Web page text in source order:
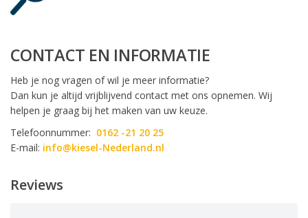
CONTACT EN INFORMATIE
Heb je nog vragen of wil je meer informatie?
Dan kun je altijd vrijblijvend contact met ons opnemen. Wij
helpen je graag bij het maken van uw keuze.
Telefoonnummer: 0162 -21 20 25
E-mail: info@kiesel-Nederland.nl
Reviews